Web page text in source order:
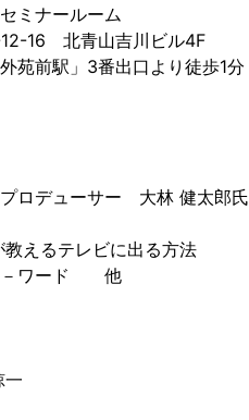
ミナールーム
16 北青山吉川ビル4F
前駅」3番出口より徒歩1分
ロデューサー 大林 健太郎氏
教えるテレビに出る方法
－ワード 他